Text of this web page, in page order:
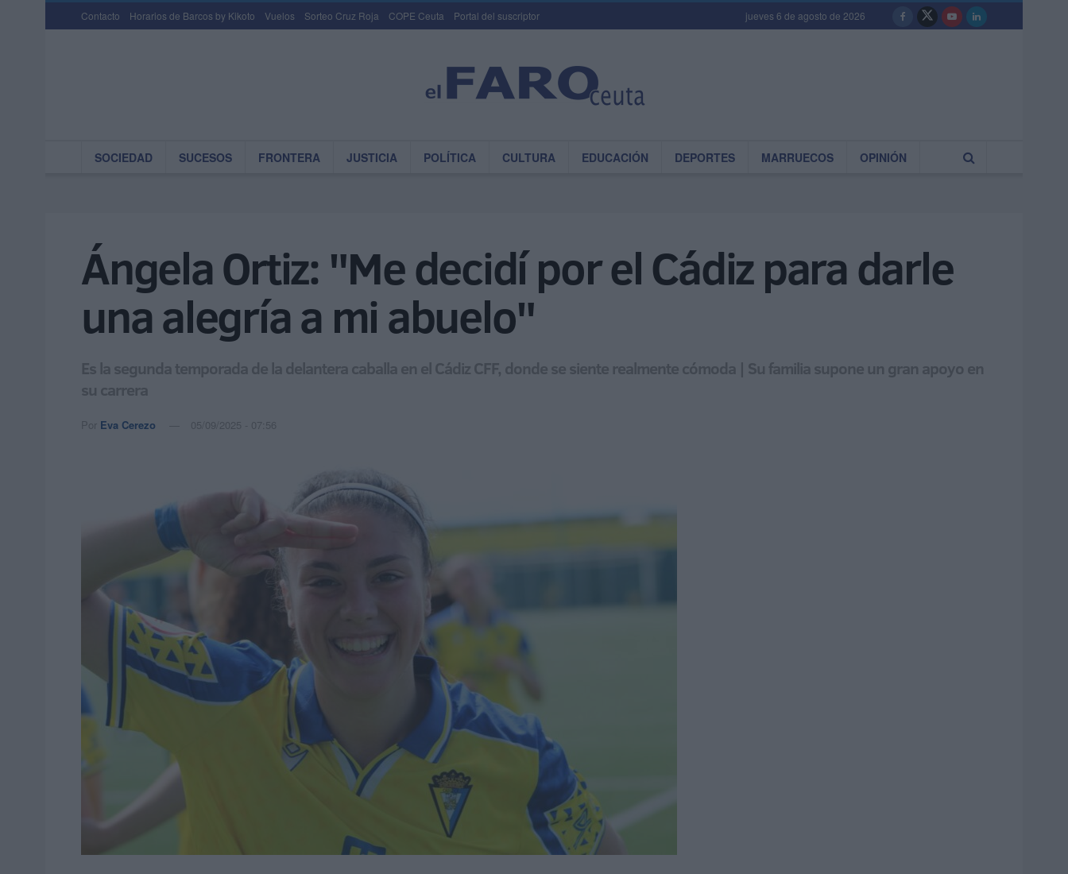
Contacto Horarios de Barcos by Kikoto Vuelos Sorteo Cruz Roja COPE Ceuta Portal del suscriptor jueves 6 de agosto de 2026
SOCIEDAD SUCESOS FRONTERA JUSTICIA POLÍTICA CULTURA EDUCACIÓN DEPORTES MARRUECOS OPINIÓN
Ángela Ortiz: "Me decidí por el Cádiz para darle
una alegría a mi abuelo"
Es la segunda temporada de la delantera caballa en el Cádiz CFF, donde se siente realmente cómoda | Su familia supone un gran apoyo en
su carrera
Por Eva Cerezo 05/09/2025 - 07:56